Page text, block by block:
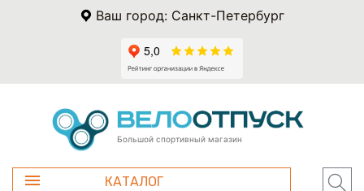
Ваш город: Санкт-Петербург
Большой спортивный магазин
КАТАЛОГ